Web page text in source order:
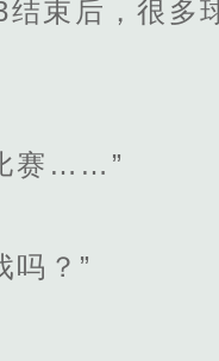
束后，很多
赛……”
？”